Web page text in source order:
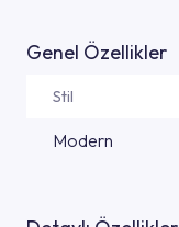
Genel Özellikler
Stil
Modern